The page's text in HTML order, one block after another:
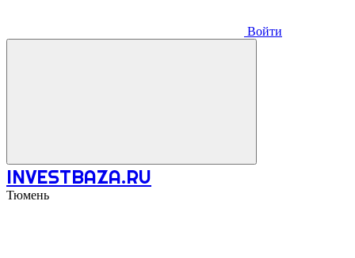
Войти
INVESTBAZA.RU
Тюмень